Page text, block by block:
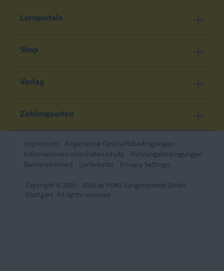
Lernportale
Shop
Verlag
Zahlungsarten
Impressum
Allgemeine Geschäftsbedingungen
Informationen zum Datenschutz
Nutzungsbedingungen
Barrierefreiheit
Lieferkette Privacy Settings
Copyright © 2001 - 2026 by PONS Langenscheidt GmbH,
Stuttgart. All rights reserved.